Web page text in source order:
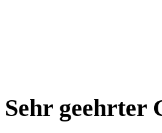
Sehr geehrter